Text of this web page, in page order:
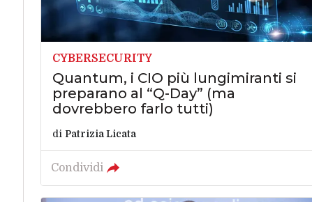
CYBERSECURITY
Quantum, i CIO più lungimiranti si
preparano al “Q-Day” (ma
dovrebbero farlo tutti)
di Patrizia Licata
Condividi